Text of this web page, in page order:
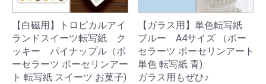
【白磁用】トロピカルアイ
ランドスイーツ転写紙 ク
ッキー パイナップル（ポ
ーセラーツ ポーセリンアー
ト 転写紙 スイーツ お菓子)
【ガラス用】単色転写紙
ブルー A4サイズ （ポー
セラーツ ポーセリンアート
単色 転写紙 青)
ガラス用もぜひ♪